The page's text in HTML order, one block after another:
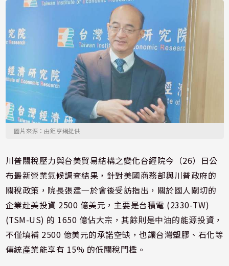
圖片來源：由鉅亨網提供
川普關稅壓力與台美貿易結構之變化台經院今（26）日公
布最新營業氣候調查結果，針對美國商務部與川普政府的
關稅政策，院長張建一於會後受訪指出，關於國人關切的
企業赴美投資 2500 億美元，主要是台積電 (2330-TW)
(TSM-US) 的 1650 億佔大宗，其餘則是中油的能源投資，
不僅填補 2500 億美元的承諾空缺，也讓台灣塑膠、石化等
傳統產業能享有 15% 的低關稅門檻。